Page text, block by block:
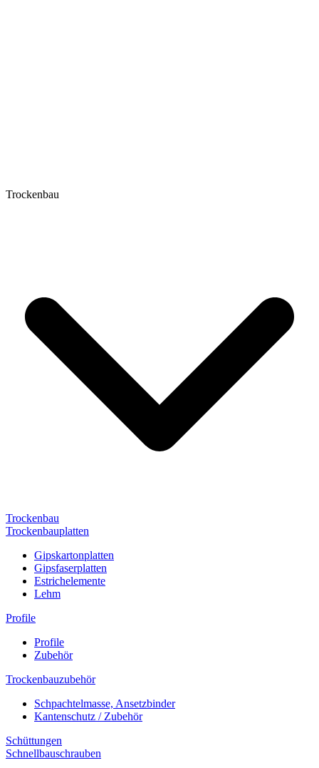
Trockenbau
Trockenbau
Trockenbauplatten
Gipskartonplatten
Gipsfaserplatten
Estrichelemente
Lehm
Profile
Profile
Zubehör
Trockenbauzubehör
Schpachtelmasse, Ansetzbinder
Kantenschutz / Zubehör
Schüttungen
Schnellbauschrauben